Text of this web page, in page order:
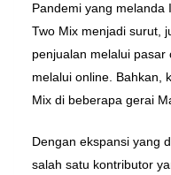
Pandemi yang melanda
Two Mix menjadi surut,
penjualan melalui
melalui online. Bahkan,
Mix di beberapa gerai
Dengan ekspansi yang
salah satu kontributor